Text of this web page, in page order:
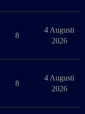
8
4 Augusti
2026
8
4 Augusti
2026